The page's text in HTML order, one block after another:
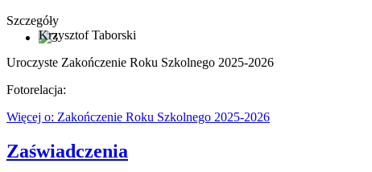
Szczegóły
Krzysztof Taborski
Uroczyste Zakończenie Roku Szkolnego 2025-2026
Fotorelacja:
Więcej o: Zakończenie Roku Szkolnego 2025-2026
Zaświadczenia